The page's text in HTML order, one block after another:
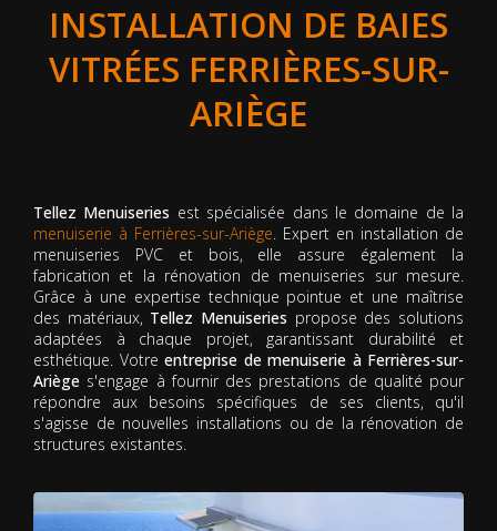
INSTALLATION DE BAIES
VITRÉES FERRIÈRES-SUR-
ARIÈGE
Tellez Menuiseries est spécialisée dans le domaine de la
menuiserie à Ferrières-sur-Ariège. Expert en installation de
menuiseries PVC et bois, elle assure également la
fabrication et la rénovation de menuiseries sur mesure.
Grâce à une expertise technique pointue et une maîtrise
des matériaux, Tellez Menuiseries propose des solutions
adaptées à chaque projet, garantissant durabilité et
esthétique. Votre entreprise de menuiserie à Ferrières-sur-
Ariège s'engage à fournir des prestations de qualité pour
répondre aux besoins spécifiques de ses clients, qu'il
s'agisse de nouvelles installations ou de la rénovation de
structures existantes.